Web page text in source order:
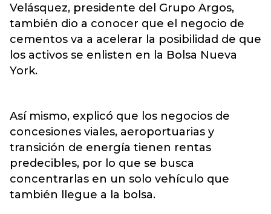
Velásquez, presidente del Grupo Argos,
también dio a conocer que el negocio de
cementos va a acelerar la posibilidad de que
los activos se enlisten en la Bolsa Nueva
York.
Así mismo, explicó que los negocios de
concesiones viales, aeroportuarias y
transición de energía tienen rentas
predecibles, por lo que se busca
concentrarlas en un solo vehículo que
también llegue a la bolsa.